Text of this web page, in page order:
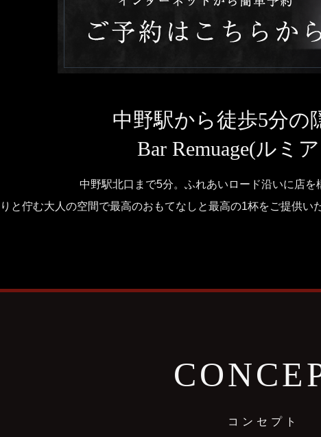
中野駅から徒歩5分の
Bar Remuage(ルミ
中野駅北口まで5分。ふれあいロード沿いに店を
と佇む大人の空間で最高のおもてなしと最高の1杯をご提供い
コンセプト